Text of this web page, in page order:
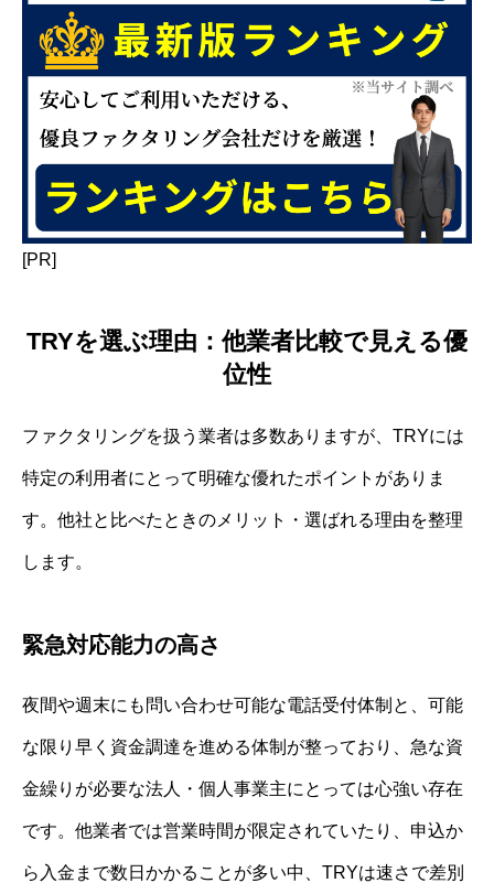
[PR]
TRYを選ぶ理由：他業者比較で見える優
位性
ファクタリングを扱う業者は多数ありますが、TRYには
特定の利用者にとって明確な優れたポイントがありま
す。他社と比べたときのメリット・選ばれる理由を整理
します。
緊急対応能力の高さ
夜間や週末にも問い合わせ可能な電話受付体制と、可能
な限り早く資金調達を進める体制が整っており、急な資
金繰りが必要な法人・個人事業主にとっては心強い存在
です。他業者では営業時間が限定されていたり、申込か
ら入金まで数日かかることが多い中、TRYは速さで差別